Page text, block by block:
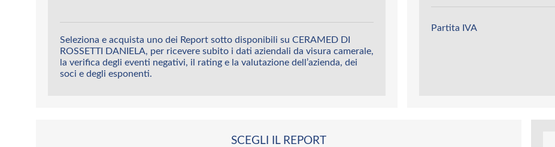
Seleziona e acquista uno dei Report sotto disponibili su CERAMED DI
ROSSETTI DANIELA, per ricevere subito i dati aziendali da visura camerale,
la verifica degli eventi negativi, il rating e la valutazione dell’azienda, dei
soci e degli esponenti.
Partita IVA
SCEGLI IL REPORT